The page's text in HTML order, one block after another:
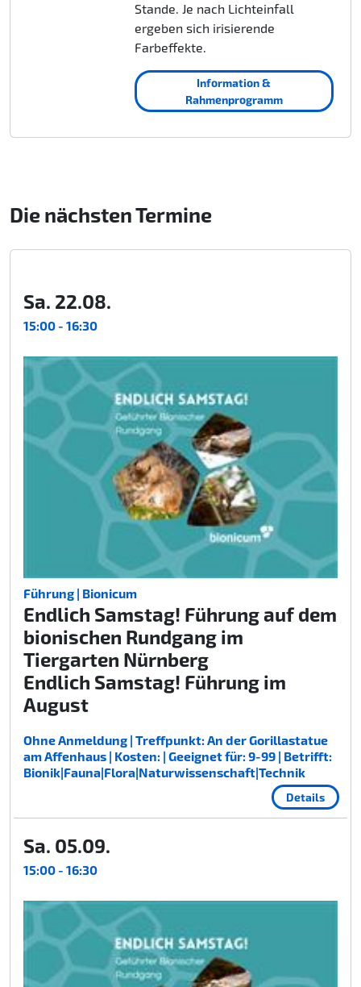
Stande. Je nach Lichteinfall
ergeben sich irisierende
Farbeffekte.
Information &
Rahmenprogramm
Die nächsten Termine
Sa. 22.08.
15:00 - 16:30
Führung | Bionicum
Endlich Samstag! Führung auf dem
bionischen Rundgang im
Tiergarten Nürnberg
Endlich Samstag! Führung im
August
Ohne Anmeldung | Treffpunkt: An der Gorillastatue
am Affenhaus | Kosten: | Geeignet für: 9-99 | Betrifft:
Bionik|Fauna|Flora|Naturwissenschaft|Technik
Details
Sa. 05.09.
15:00 - 16:30